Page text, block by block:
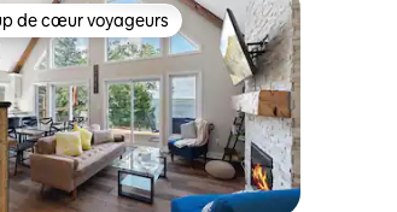
de cœur voyageurs
de cœur voyageurs